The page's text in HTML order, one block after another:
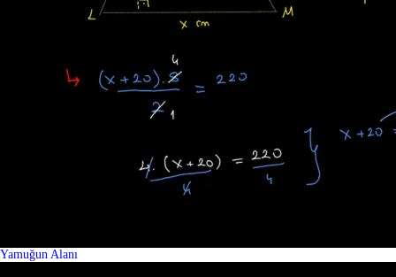
Yamuğun Alanı